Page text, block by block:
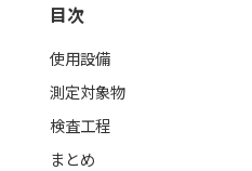
目次
使用設備
測定対象物
検査工程
まとめ